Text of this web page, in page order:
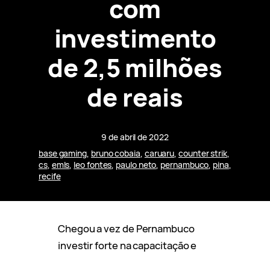
com
investimento
de 2,5 milhões
de reais
9 de abril de 2022
base gaming, bruno cobaia, caruaru, counter strik
cs, emls, leo fontes, paulo neto, pernambuco, pina
recife
Chegou a vez de Pernambuco
investir forte na capacitação e